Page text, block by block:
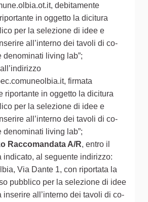
debitamente
in oggetto la dicitura
per la selezione di idee e
all’interno dei tavoli di co-
denominati living lab”;
all’indirizzo
firmata
riportante in oggetto la dicitura
per la selezione di idee e
all’interno dei tavoli di co-
denominati living lab”;
Raccomandata A/R, entro il
indicato, al seguente indirizzo:
Via Dante 1, con riportata la
pubblico per la selezione di idee
inserire all’interno dei tavoli di co-